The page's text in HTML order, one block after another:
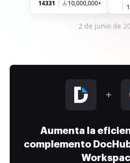
14331 10,000,000+
2 de junio de
Aumenta la
complemento